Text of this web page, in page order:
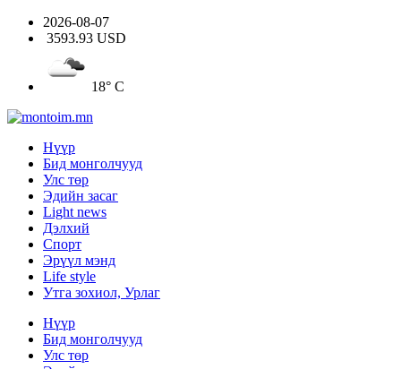
2026-08-07
3593.93 USD
18° C
Нүүр
Бид монголчууд
Улс төр
Эдийн засаг
Light news
Дэлхий
Спорт
Эрүүл мэнд
Life style
Утга зохиол, Урлаг
Нүүр
Бид монголчууд
Улс төр